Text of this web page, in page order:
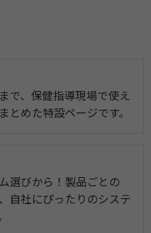
で、保健指導現場で使え
とめた特設ページです。
選びから！製品ごとの
自社にぴったりのシステ